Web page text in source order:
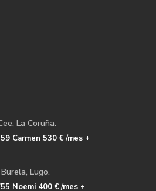
La Coruña.
Carmen 530 €/mes +
Lugo.
Noemi 400 €/mes +